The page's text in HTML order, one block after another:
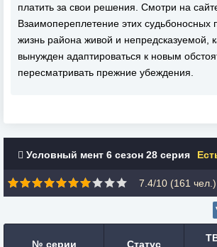
платить за свои решения. Смотри на
Взаимопереплетение этих судьбоносных
жизнь района живой и непредсказуемой,
вынужден адаптироваться к новым
пересматривать прежние убеждения.
Условный мент 6 сезон 28 серия
7.4/10 (161 чел.)
№ серии Статус